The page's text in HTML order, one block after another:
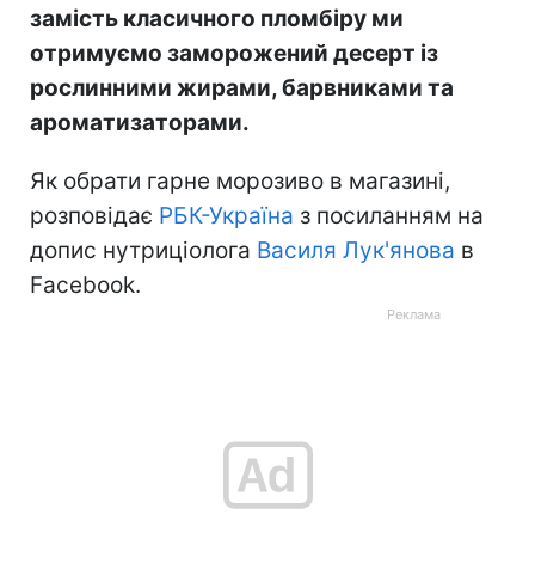
замість класичного пломбіру ми
отримуємо заморожений десерт із
рослинними жирами, барвниками та
ароматизаторами.
Як обрати гарне морозиво в магазині,
розповідає РБК-Україна з посиланням на
допис нутриціолога Василя Лук'янова в
Facebook.